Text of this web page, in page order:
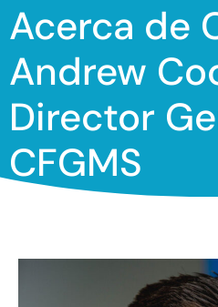
Productos
Socio
Recursos
Contact
Socios ISO
Acerca de
Andrew
Director
CFGMS